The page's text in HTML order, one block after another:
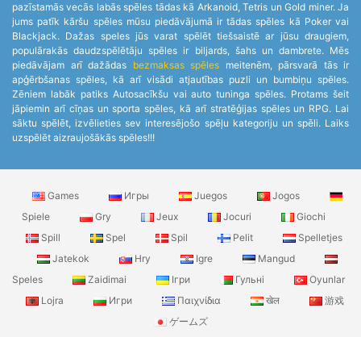
pazīstamās vecās labās spēles tādas kā Arkanoid, Tetris un Gold miner. Ja
jums patīk kāršu spēles mūsu piedāvājumā ir tādas spēles kā Poker vai
Blackjack. Dažas speles jūs varat spēlēt tiešsaistē ar jūsu draugiem,
populārakās daudzspēlētāju spēles ir biljards, šahs un dambrete. Mēs
piedāvājam arī dažādas bezmaksas spēles meitenēm, pārsvarā tās ir
apģērbšanas spēles, kā arī visādi atjautības puzli un bumbiņu spēles.
Zēniem labāk patiks Autosacīkšu vai auto tuninga spēles. Protams šeit
jāpiemin arī cīņas un sporta spēles, kā arī stratēģijas spēles un RPG. Lai
sāktu spēlēt, izvēlieties sev interesējošo spēļu kategoriju un spēli. Laiks
uzspēlēt aizraujošākās spēles!!!
Games Игры Juegos
Jogos
Spiele
Gry Jeux Jocuri
Giochi
Spill
Spel Spil Pelit
Spelletjes
Jatekok
Hry Igre
Mangud
Speles
Zaidimai Ігри Гульні
Oyunlar
Lojra
Игри Παιχνίδια खेल
游戏
ゲームズ